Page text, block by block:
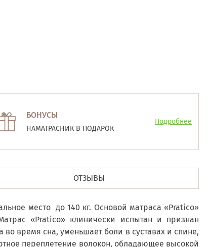
БОНУСЫ
НАМАТРАСНИК В ПОДАРОК
Подробнее
ОТЗЫВЫ
место до 140 кг. Основой матраса «Pratico»
«Pratico» клинически испытан и признан
время сна, уменьшает боли в суставах и спине,
переплетение волокон, обладающее высокой